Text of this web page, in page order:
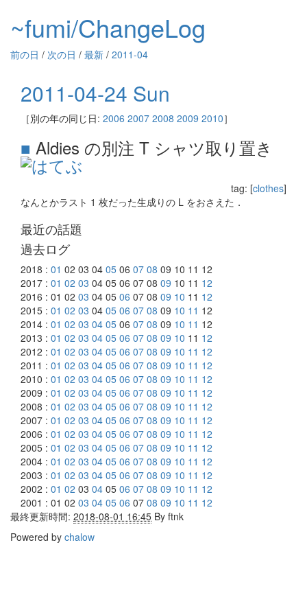
~fumi/ChangeLog
前の日 / 次の日 / 最新 / 2011-04
2011-04-24 Sun
［別の年の同じ日: 2006 2007 2008 2009 2010］
■ Aldies の別注 T シャツ取り置き
tag: [clothes]
なんとかラスト 1 枚だった生成りの L をおさえた．
最近の話題
過去ログ
2018 : 01 02 03 04 05 06 07 08 09 10 11 12
2017 : 01 02 03 04 05 06 07 08 09 10 11 12
2016 : 01 02 03 04 05 06 07 08 09 10 11 12
2015 : 01 02 03 04 05 06 07 08 09 10 11 12
2014 : 01 02 03 04 05 06 07 08 09 10 11 12
2013 : 01 02 03 04 05 06 07 08 09 10 11 12
2012 : 01 02 03 04 05 06 07 08 09 10 11 12
2011 : 01 02 03 04 05 06 07 08 09 10 11 12
2010 : 01 02 03 04 05 06 07 08 09 10 11 12
2009 : 01 02 03 04 05 06 07 08 09 10 11 12
2008 : 01 02 03 04 05 06 07 08 09 10 11 12
2007 : 01 02 03 04 05 06 07 08 09 10 11 12
2006 : 01 02 03 04 05 06 07 08 09 10 11 12
2005 : 01 02 03 04 05 06 07 08 09 10 11 12
2004 : 01 02 03 04 05 06 07 08 09 10 11 12
2003 : 01 02 03 04 05 06 07 08 09 10 11 12
2002 : 01 02 03 04 05 06 07 08 09 10 11 12
2001 : 01 02 03 04 05 06 07 08 09 10 11 12
最終更新時間: 2018-08-01 16:45 By ftnk
Powered by chalow